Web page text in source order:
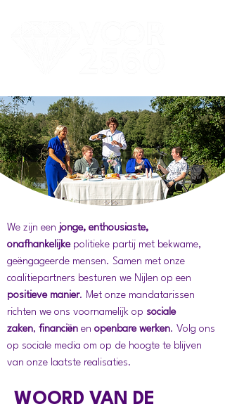
We zijn een jonge, enthousiaste,
onafhankelijke politieke partij met bekwame,
geëngageerde mensen. Samen met onze
coalitiepartners besturen we Nijlen op een
positieve manier. Met onze mandatarissen
richten we ons voornamelijk op sociale
zaken, financiën en openbare werken. Volg ons
op sociale media om op de hoogte te blijven
van onze laatste realisaties.
WOORD VAN DE